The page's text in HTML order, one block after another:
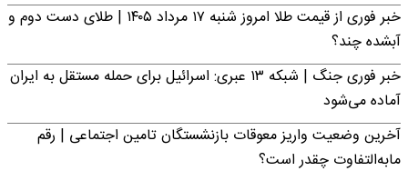
خبر فوری از قیمت طلا امروز شنبه ۱۷ مرداد ۱۴۰۵ | طلای دست دوم و
آبشده چند؟
خبر فوری جنگ | شبکه ۱۳ عبری: اسرائیل برای حمله مستقل به ایران
آماده می‌شود
آخرین وضعیت واریز معوقات بازنشستگان تامین اجتماعی | رقم
مابه‌التفاوت چقدر است؟